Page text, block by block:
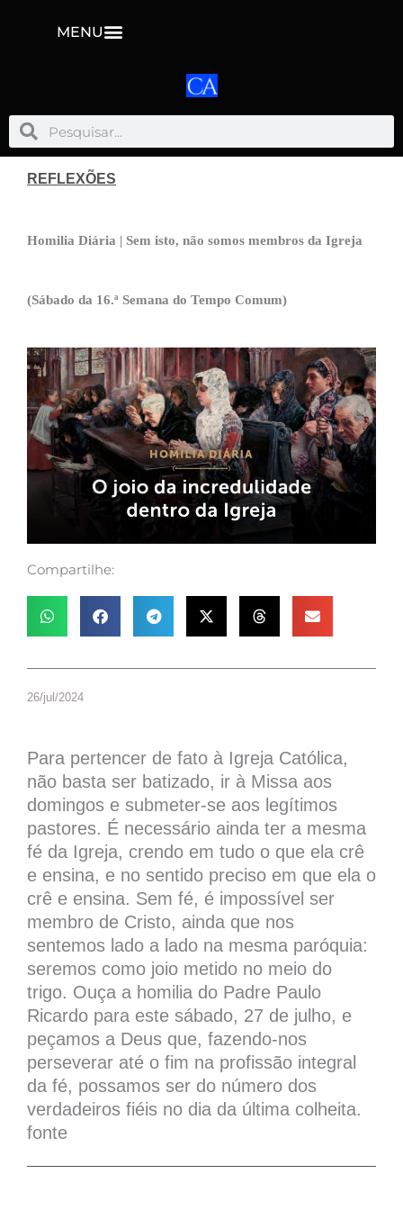
MENU
PesquisarPesquisar
REFLEXÕES
Homilia Diária | Sem isto, não somos membros da Igreja
(Sábado da 16.ª Semana do Tempo Comum)
Compartilhe:
26/jul/2024
Para pertencer de fato à Igreja Católica,
não basta ser batizado, ir à Missa aos
domingos e submeter-se aos legítimos
pastores. É necessário ainda ter a mesma
fé da Igreja, crendo em tudo o que ela crê
e ensina, e no sentido preciso em que ela o
crê e ensina. Sem fé, é impossível ser
membro de Cristo, ainda que nos
sentemos lado a lado na mesma paróquia:
seremos como joio metido no meio do
trigo. Ouça a homilia do Padre Paulo
Ricardo para este sábado, 27 de julho, e
peçamos a Deus que, fazendo-nos
perseverar até o fim na profissão integral
da fé, possamos ser do número dos
verdadeiros fiéis no dia da última colheita.
fonte